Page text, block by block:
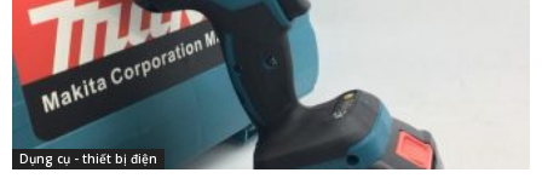
Dụng cụ - thiết bị điện